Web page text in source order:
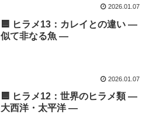
2026.01.07
🟦 ヒラメ13：カレイとの違い ―
似て非なる魚 ―
2026.01.07
🟦 ヒラメ12：世界のヒラメ類 ―
大西洋・太平洋 ―